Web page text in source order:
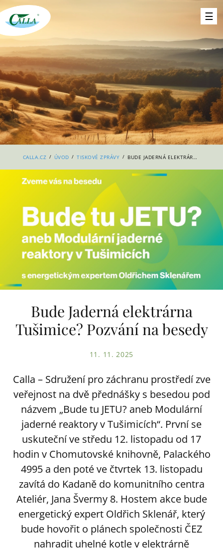
CALLA.CZ / ÚVOD / TISKOVÉ ZPRÁVY / BUDE JADERNÁ ELEKTRÁRNA TUŠIMICE? POZVÁNÍ NA BESEDY
Bude Jaderná elektrárna
Tušimice? Pozvání na besedy
11. 11. 2025
Calla – Sdružení pro záchranu prostředí zve
veřejnost na dvě přednášky s besedou pod
názvem „Bude tu JETU? aneb Modulární
jaderné reaktory v Tušimicích“. První se
uskuteční ve středu 12. listopadu od 17
hodin v Chomutovské knihovně, Palackého
4995 a den poté ve čtvrtek 13. listopadu
zavítá do Kadaně do komunitního centra
Ateliér, Jana Švermy 8. Hostem akce bude
energetický expert Oldřich Sklenář, který
bude hovořit o plánech společnosti ČEZ
nahradit uhelné kotle v elektrárně